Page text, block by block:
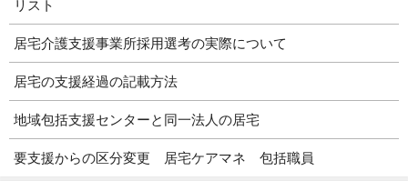
リスト
居宅介護支援事業所採用選考の実際について
居宅の支援経過の記載方法
地域包括支援センターと同一法人の居宅
要支援からの区分変更 居宅ケアマネ 包括職員